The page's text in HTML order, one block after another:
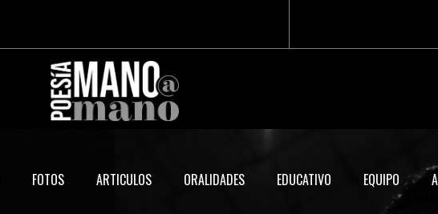
FOTOS ARTICULOS ORALIDADES EDUCATIVO EQUIPO